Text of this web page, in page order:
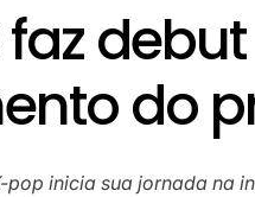
faz
do
pop inicia sua jornada na